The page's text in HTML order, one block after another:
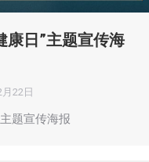
康日”主题宣传海
22日
题宣传海报